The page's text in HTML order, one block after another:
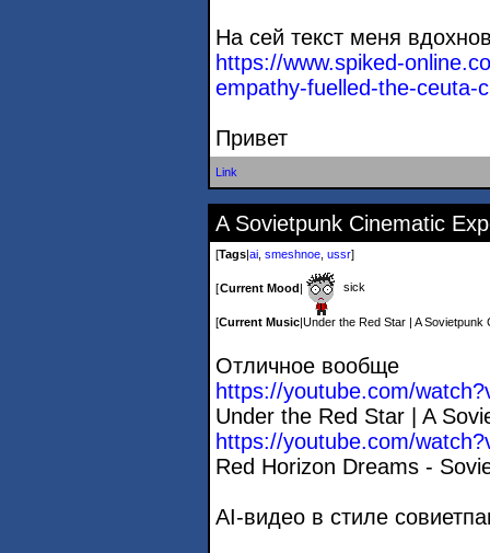
На сей текст меня
https://www.spiked-
empathy-fuelled-the-ceuta-
Привет
Link
A Sovietpunk Cinematic
[Tags|ai smeshnoe ussr]
[Current Mood| sick
[Current Music|Under the Red Star | A Sovietpunk
Отличное вообще
https://youtube.com/
Under the Red Star | A
https://youtube.com/
Red Horizon Dreams -
AI-видео в стиле